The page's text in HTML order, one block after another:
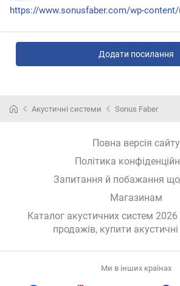
Додати посилання
Акустичні системи Sonus Faber
Повна версія сайту
Політика
Запитання й побажання
Магазинам
Каталог акустичних систем 2026
продажів, купити
Ми в інших країнах